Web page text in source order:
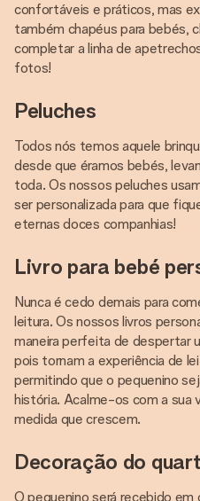
confortáveis e práticos, mas
também chapéus para bebés,
completar a linha de
fotos!
Peluches
Todos nós temos aquele
desde que éramos bebés,
toda. Os nossos peluches
ser personalizada para que
eternas doces companhias!
Livro para bebé
Nunca é cedo demais para
leitura. Os nossos livros
maneira perfeita de despertar
pois tornam a experiência de
permitindo que o pequenino
história. Acalme-os com a sua
medida que crescem.
Decoração do
O pequenino será recebido